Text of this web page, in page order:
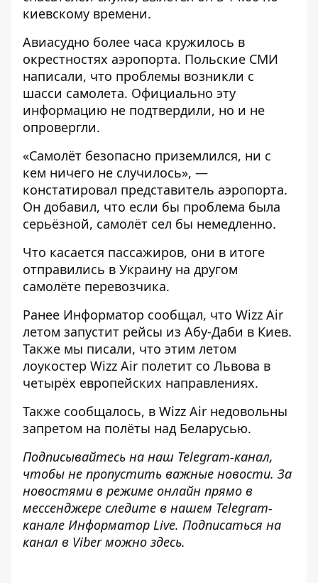
киевскому времени.
Авиасудно более часа кружилось в
окрестностях аэропорта. Польские СМИ
написали, что проблемы возникли с
шасси самолета. Официально эту
информацию не подтвердили, но и не
опровергли.
«Самолёт безопасно приземлился, ни с
кем ничего не случилось», —
констатировал представитель аэропорта.
Он добавил, что если бы проблема была
серьёзной, самолёт сел бы немедленно.
Что касается пассажиров, они в итоге
отправились в Украину на другом
самолёте перевозчика.
Ранее Информатор сообщал, что Wizz Air
летом запустит рейсы из Абу-Даби в Киев.
Также мы писали, что этим летом
лоукостер Wizz Air полетит со Львова в
четырёх европейских направлениях.
Также сообщалось, в Wizz Air недовольны
запретом на полёты над Беларусью.
Подписывайтесь на наш Telegram-канал,
чтобы не пропустить важные новости. За
новостями в режиме онлайн прямо в
мессенджере следите в нашем Telegram-
канале Информатор Live. Подписаться на
канал в Viber можно здесь.